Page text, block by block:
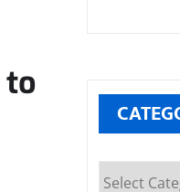
to
Categories